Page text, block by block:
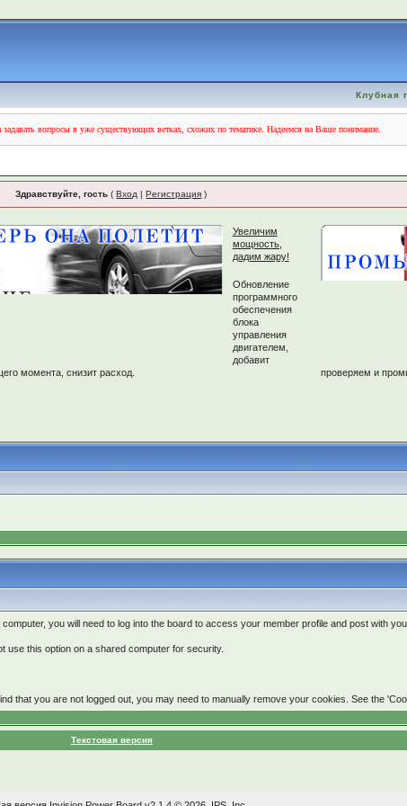
Клубная
вопросы в уже существующих ветках, схожих по тематике. Надеемся на Ваше понимание.
Здравствуйте, гость (Вход |Регистрация )
Увеличим
мощность,
дадим жару!
Обновление
программного
обеспечения
блока
управления
двигателем,
добавит
момента, снизит расход.
проверяем и
you will need to log into the board to access your member profile and post with
use this option on a shared computer for security.
that you are not logged out, you may need to manually remove your cookies. See the
Текстовая версия